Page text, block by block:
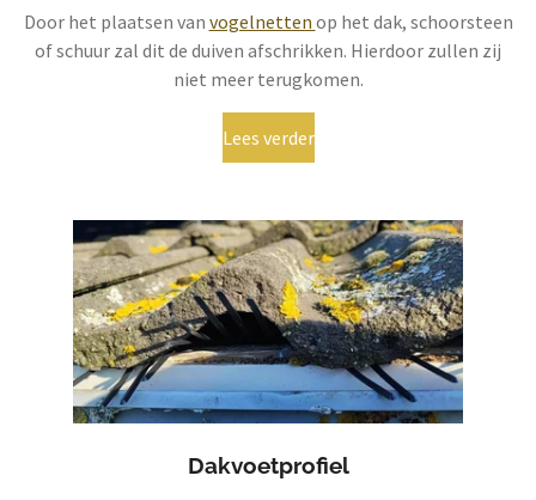
Door het plaatsen van vogelnetten op het dak, schoorsteen
of schuur zal dit de duiven afschrikken. Hierdoor zullen zij
niet meer terugkomen.
Lees verder
Dakvoetprofiel